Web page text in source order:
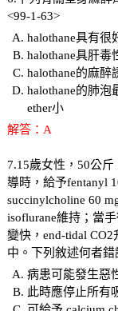
<99-1-63>
halothane具有很
halothane具肝毒
halothane的麻醉
halothane的肺泡
ether小
解答：A
7.15歲女性，50公
導時，給予fentanyl
succinylcholine 60
isoflurane維持；當
變快，end-tidal
中。下列敘述何者錯
病患可能發生惡
此時應停止所有